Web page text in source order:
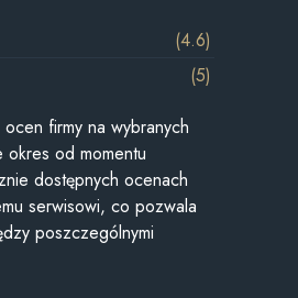
(4.6)
(5)
firmy na wybranych
okres od momentu
dostępnych ocenach
serwisowi, co pozwala
poszczególnymi